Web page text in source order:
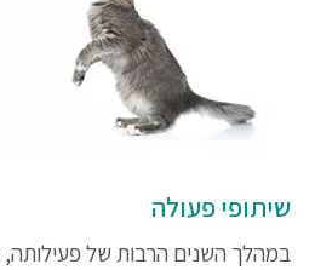
שיתופי פעולה
במהלך השנים הרבות של פעילותה,